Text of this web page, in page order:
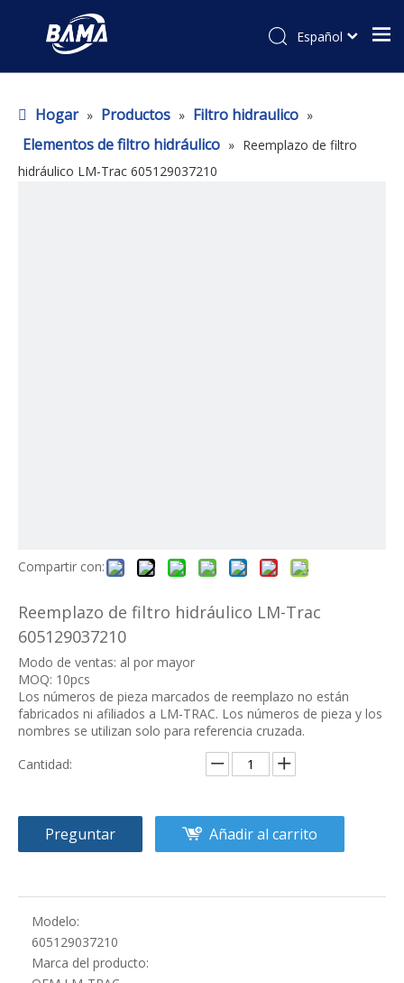
Español
Hogar » Productos » Filtro hidraulico »
Elementos de filtro hidráulico » Reemplazo de filtro
hidráulico LM-Trac 605129037210
Compartir con:
Reemplazo de filtro hidráulico LM-Trac
605129037210
Modo de ventas: al por mayor
MOQ: 10pcs
Los números de pieza marcados de reemplazo no están
fabricados ni afiliados a LM-TRAC. Los números de pieza y los
nombres se utilizan solo para referencia cruzada.
Cantidad:
Preguntar Añadir al carrito
Modelo:
605129037210
Marca del producto: